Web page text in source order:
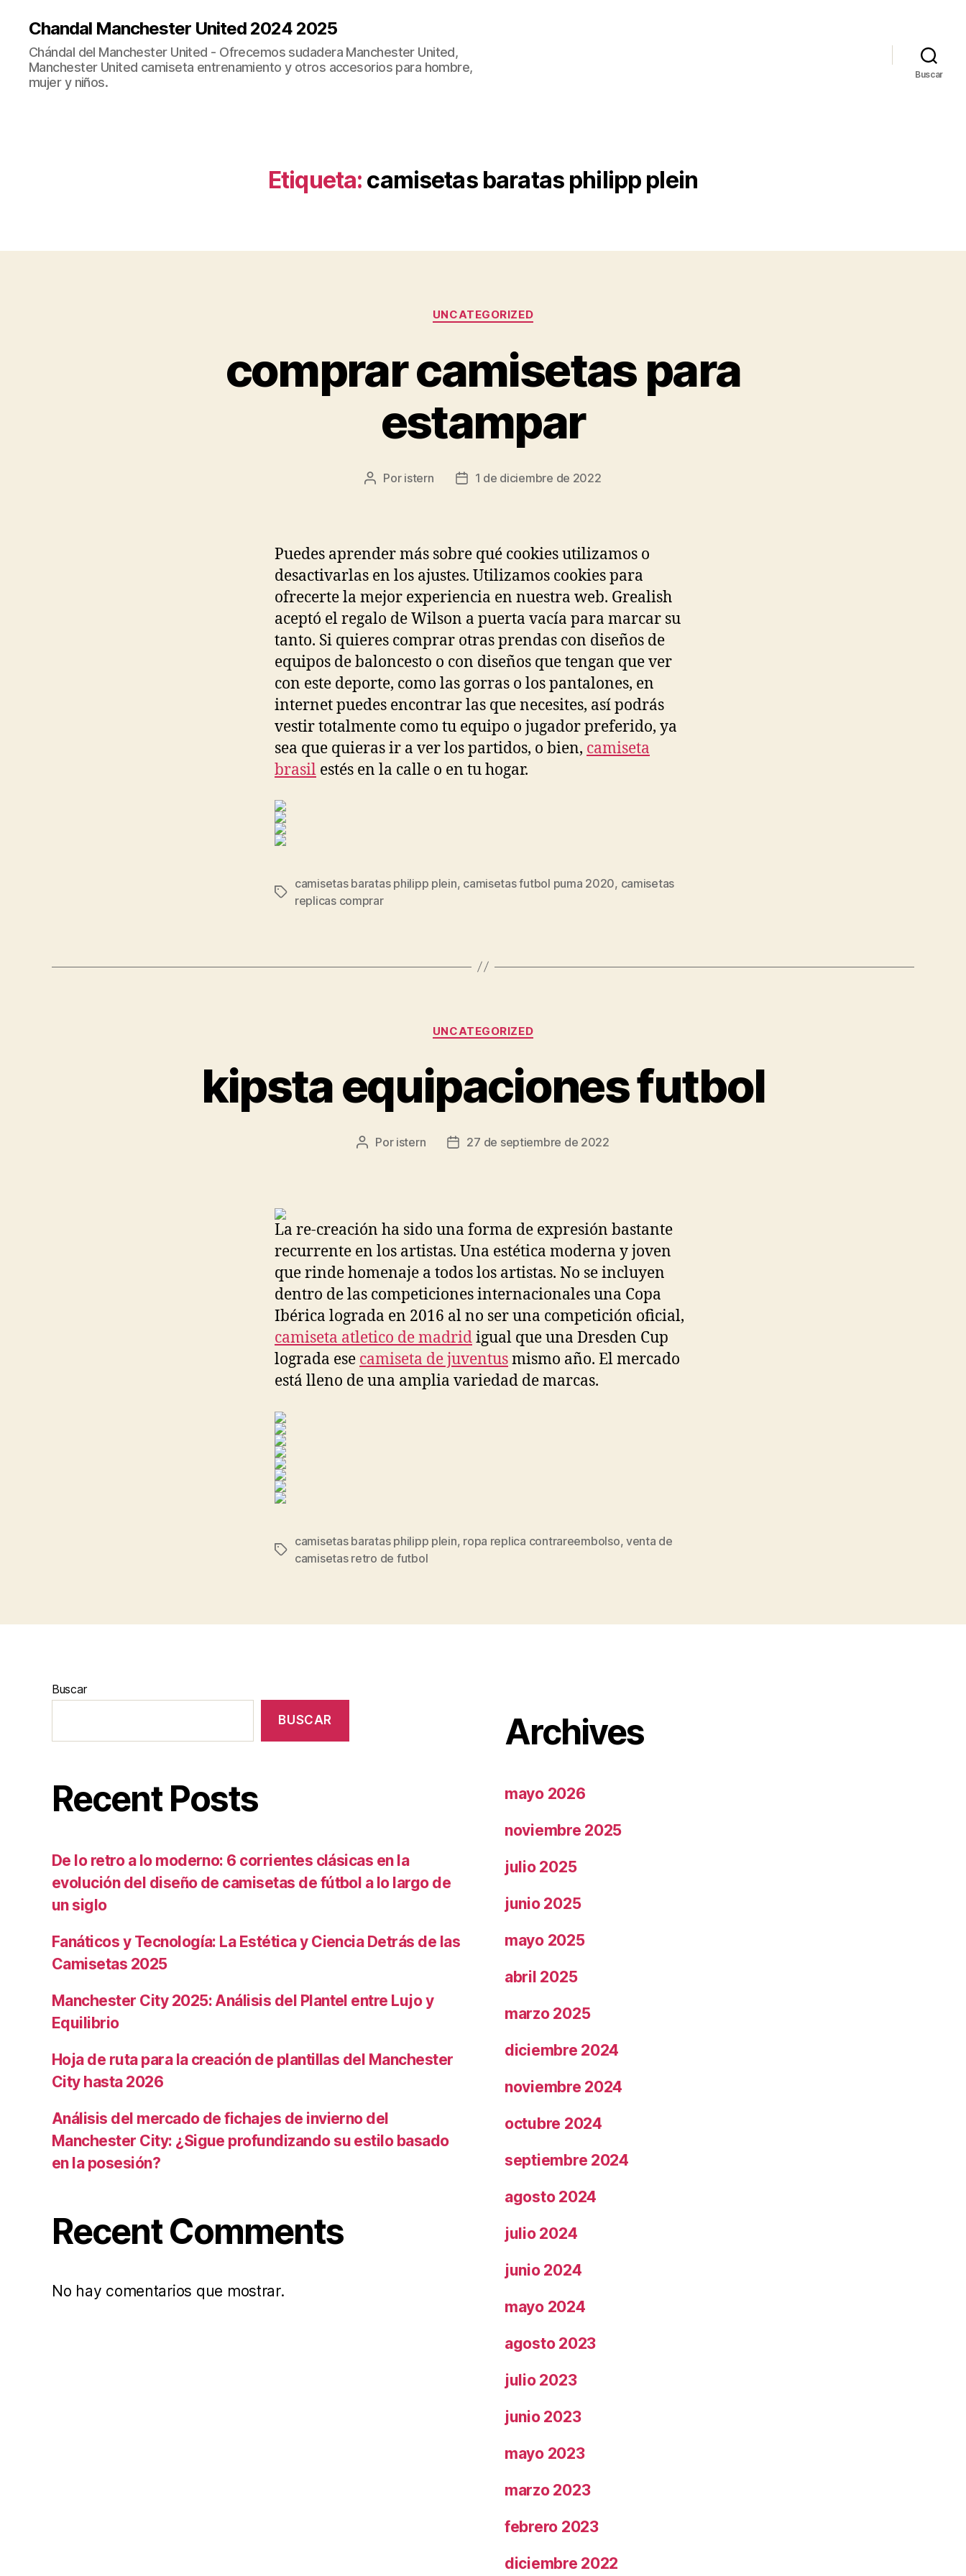
Chandal Manchester United 2024 2025
Chándal del Manchester United - Ofrecemos sudadera Manchester United,
Manchester United camiseta entrenamiento y otros accesorios para hombre,
mujer y niños.
Buscar
Etiqueta: camisetas baratas philipp plein
Categorías
UNCATEGORIZED
comprar camisetas para
estampar
Autor
Por istern
Fecha1 de diciembre de 2022
Puedes aprender más sobre qué cookies utilizamos o
desactivarlas en los ajustes. Utilizamos cookies para
ofrecerte la mejor experiencia en nuestra web. Grealish
aceptó el regalo de Wilson a puerta vacía para marcar su
tanto. Si quieres comprar otras prendas con diseños de
equipos de baloncesto o con diseños que tengan que ver
con este deporte, como las gorras o los pantalones, en
internet puedes encontrar las que necesites, así podrás
vestir totalmente como tu equipo o jugador preferido, ya
sea que quieras ir a ver los partidos, o bien, camiseta
brasil estés en la calle o en tu hogar.
Etiquetas
camisetas baratas philipp plein, camisetas futbol puma 2020, camisetas
replicas comprar
Categorías
UNCATEGORIZED
kipsta equipaciones futbol
Autor
Por istern
Fecha27 de septiembre de 2022
La re-creación ha sido una forma de expresión bastante
recurrente en los artistas. Una estética moderna y joven
que rinde homenaje a todos los artistas. No se incluyen
dentro de las competiciones internacionales una Copa
Ibérica lograda en 2016 al no ser una competición oficial,
camiseta atletico de madridigual que una Dresden Cup
lograda ese camiseta de juventusmismo año. El mercado
está lleno de una amplia variedad de marcas.
Etiquetas
camisetas baratas philipp plein, ropa replica contrareembolso,venta de
camisetas retro de futbol
Buscar
BUSCAR
Recent Posts
De lo retro a lo moderno: 6 corrientes clásicas en la
evolución del diseño de camisetas de fútbol a lo largo de
un siglo
Fanáticos y Tecnología: La Estética y Ciencia Detrás de las
Camisetas 2025
Manchester City 2025: Análisis del Plantel entre Lujo y
Equilibrio
Hoja de ruta para la creación de plantillas del Manchester
City hasta 2026
Análisis del mercado de fichajes de invierno del
Manchester City: ¿Sigue profundizando su estilo basado
en la posesión?
Recent Comments
No hay comentarios que mostrar.
Archives
mayo 2026
noviembre 2025
julio 2025
junio 2025
mayo 2025
abril 2025
marzo 2025
diciembre 2024
noviembre 2024
octubre 2024
septiembre 2024
agosto 2024
julio 2024
junio 2024
mayo 2024
agosto 2023
julio 2023
junio 2023
mayo 2023
marzo 2023
febrero 2023
diciembre 2022